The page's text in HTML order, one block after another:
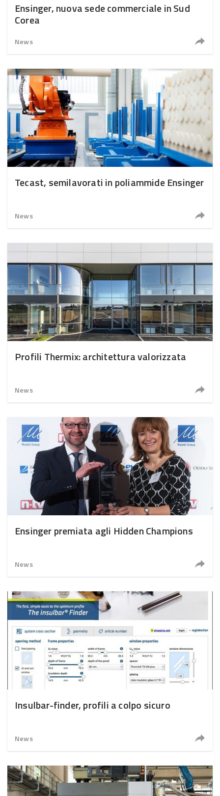
Ensinger, nuova sede commerciale in Sud
Corea
News
Tecast, semilavorati in poliammide Ensinger
News
Profili Thermix: architettura valorizzata
News
Ensinger premiata agli Hidden Champions
News
Insulbar-finder, profili a colpo sicuro
News